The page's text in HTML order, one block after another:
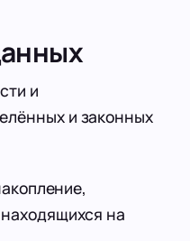
и
и законных
на